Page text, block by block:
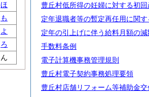
豊丘村低所得の妊婦に対する初
定年退職者等の暫定再任用に関す
定年の引上げに伴う給料月額の
手数料条例
電子計算機事務管理規則
豊丘村電子契約事務処理要領
豊丘村店舗リフォーム等補助金交
ほ
も
よ
ろ
ん